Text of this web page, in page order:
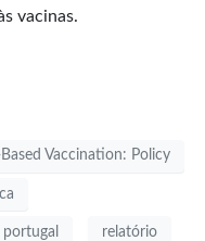
vacinas.
Vaccination: Policy
portugal relatório